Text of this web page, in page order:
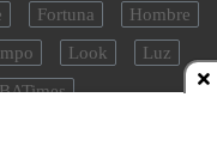
Fortuna
Hombre
Look
Luz
BATimes